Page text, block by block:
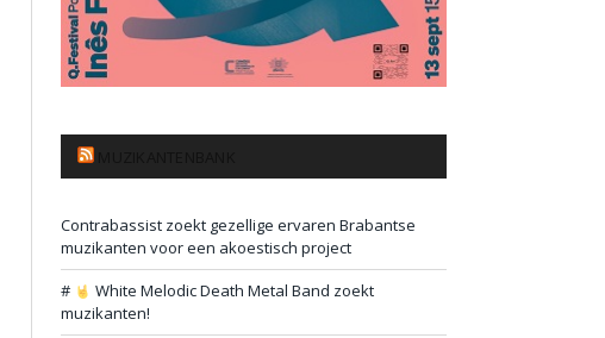
Contrabassist zoekt gezellige ervaren Brabantse
muzikanten voor een akoestisch project
#
White Melodic Death Metal Band zoekt
muzikanten!